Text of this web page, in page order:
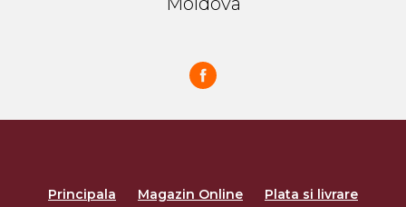
Principala Magazin Online Plata si livrare